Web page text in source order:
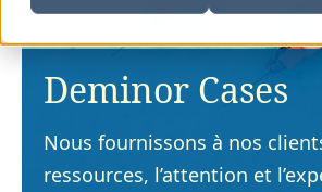
Deminor Cases
Nous fournissons à nos
ressources, l’attention et